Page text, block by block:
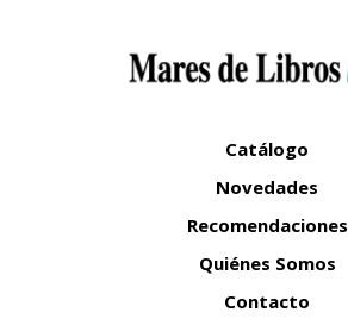
Catálogo
Novedades
Recomendaciones
Quiénes Somos
Contacto